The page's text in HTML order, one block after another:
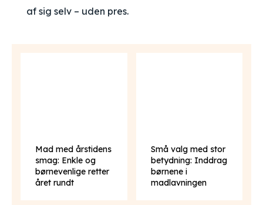
af sig selv – uden pres.
Mad med årstidens
smag: Enkle og
børnevenlige retter
året rundt
Små valg med stor
betydning: Inddrag
børnene i
madlavningen